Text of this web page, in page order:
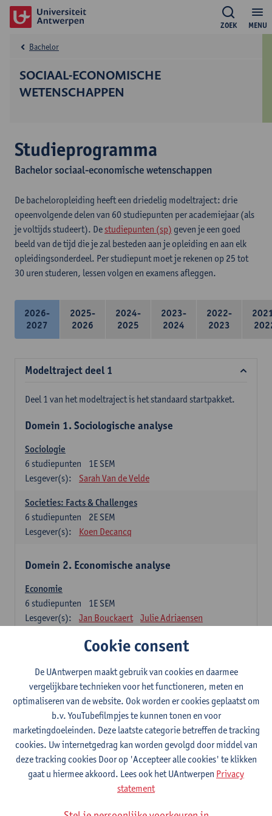
MENU
ZOEK
SOCIAAL-ECONOMISCHE
WETENSCHAPPEN
Bachelor
Studieprogramma
Bachelor sociaal-economische wetenschappen
De bacheloropleiding heeft een driedelig modeltraject: drie
opeenvolgende delen van 60 studiepunten per academiejaar (als
je voltijds studeert). De studiepunten (sp) geven je een goed
beeld van de tijd die je zal besteden aan je opleiding en aan elk
opleidingsonderdeel. Per studiepunt moet je rekenen op 25 tot
30 uren studeren, lessen volgen en examens afleggen.
2026-
2027
2025-
2026
2024-
2025
2023-
2024
2022-
2023
Modeltraject deel 1
Deel 1 van het modeltraject is het standaard startpakket.
Domein 1. Sociologische analyse
Sociologie
1E SEM
6 studiepunten
Lesgever(s):
Sarah Van de Velde
Societies: Facts & Challenges
2E SEM
6 studiepunten
Lesgever(s):
Koen Decancq
Domein 2. Economische analyse
Economie
1E SEM
6 studiepunten
Lesgever(s):
Jan Bouckaert Julie Adriaensen
Domein 3. Bedrijfseconomie
Accountancy
1E/2E SEM
6studiepunten
Lesgever(s):
Tom Van Caneghem Christine Lippens
Domein 6. Kwantitatieve methoden
Beschrijvende statistiek en kansrekenen
2E SEM
3studiepunten
Stephan Van der Veeken
Cookie consent
De UAntwerpen maakt gebruik van cookies en daarmee
vergelijkbare technieken voor het functioneren, meten en
optimaliseren van de website. Ook worden er cookies geplaatst om
b.v. YouTubefilmpjes te kunnen tonen en voor
marketingdoeleinden. Deze laatste categorie betreffen de tracking
cookies. Uw internetgedrag kan worden gevolgd door middel van
deze tracking cookies Door op 'Accepteer alle cookies' te klikken
gaat u hiermee akkoord. Lees ook het UAntwerpen Privacy
statement